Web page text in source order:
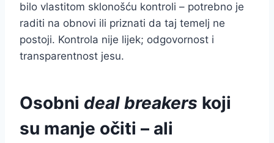
bilo vlastitom sklonošću kontroli – potrebno je
raditi na obnovi ili priznati da taj temelj ne
postoji. Kontrola nije lijek; odgovornost i
transparentnost jesu.
Osobni deal breakers koji
su manje očiti – ali